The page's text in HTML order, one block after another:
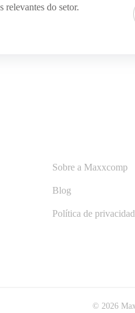
relevantes do setor.
Sobre a Maxxcomp
Blog
Política de
© 2026